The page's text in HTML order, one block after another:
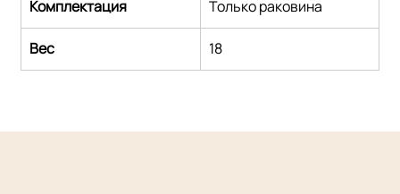
Комплектация Только раковина
Вес 18